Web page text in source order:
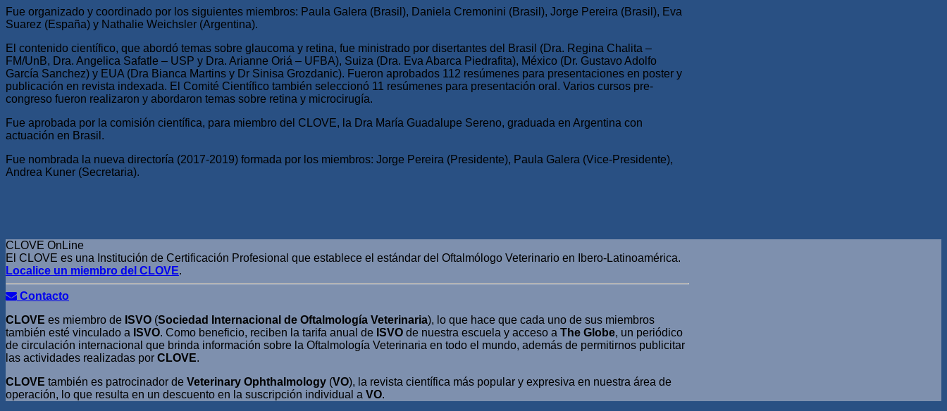
Fue organizado y coordinado por los siguientes miembros: Paula Galera (Brasil), Daniela Cremonini (Brasil), Jorge Pereira (Brasil), Eva
Suarez (España) y Nathalie Weichsler (Argentina).
El contenido científico, que abordó temas sobre glaucoma y retina, fue ministrado por disertantes del Brasil (Dra. Regina Chalita –
FM/UnB, Dra. Angelica Safatle – USP y Dra. Arianne Oriá – UFBA), Suiza (Dra. Eva Abarca Piedrafita), México (Dr. Gustavo Adolfo
García Sanchez) y EUA (Dra Bianca Martins y Dr Sinisa Grozdanic). Fueron aprobados 112 resúmenes para presentaciones en poster y
publicación en revista indexada. El Comité Científico también seleccionó 11 resúmenes para presentación oral. Varios cursos pre-
congreso fueron realizaron y abordaron temas sobre retina y microcirugía.
Fue aprobada por la comisión científica, para miembro del CLOVE, la Dra María Guadalupe Sereno, graduada en Argentina con
actuación en Brasil.
Fue nombrada la nueva directoría (2017-2019) formada por los miembros: Jorge Pereira (Presidente), Paula Galera (Vice-Presidente),
Andrea Kuner (Secretaria).
CLOVE OnLine
El CLOVE es una Institución de Certificación Profesional que establece el estándar del Oftalmólogo Veterinario en Ibero-Latinoamérica.
Localice un miembro del CLOVE.
Contacto
CLOVE es miembro de ISVO (Sociedad Internacional de Oftalmología Veterinaria), lo que hace que cada uno de sus miembros
también esté vinculado a ISVO. Como beneficio, reciben la tarifa anual de ISVO de nuestra escuela y acceso a The Globe, un periódico
de circulación internacional que brinda información sobre la Oftalmología Veterinaria en todo el mundo, además de permitirnos publicitar
las actividades realizadas por CLOVE.
CLOVE también es patrocinador de Veterinary Ophthalmology (VO), la revista científica más popular y expresiva en nuestra área de
operación, lo que resulta en un descuento en la suscripción individual a VO.